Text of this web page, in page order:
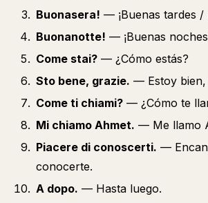
Buonasera! — ¡Buenas tardes /
Buonanotte! — ¡Buenas
Come stai? — ¿Cómo estás?
Sto bene, grazie. — Estoy bien,
Come ti chiami? — ¿Cómo te
Mi chiamo Ahmet. — Me llamo
Piacere di conoscerti. —
conocerte.
A dopo. — Hasta luego.